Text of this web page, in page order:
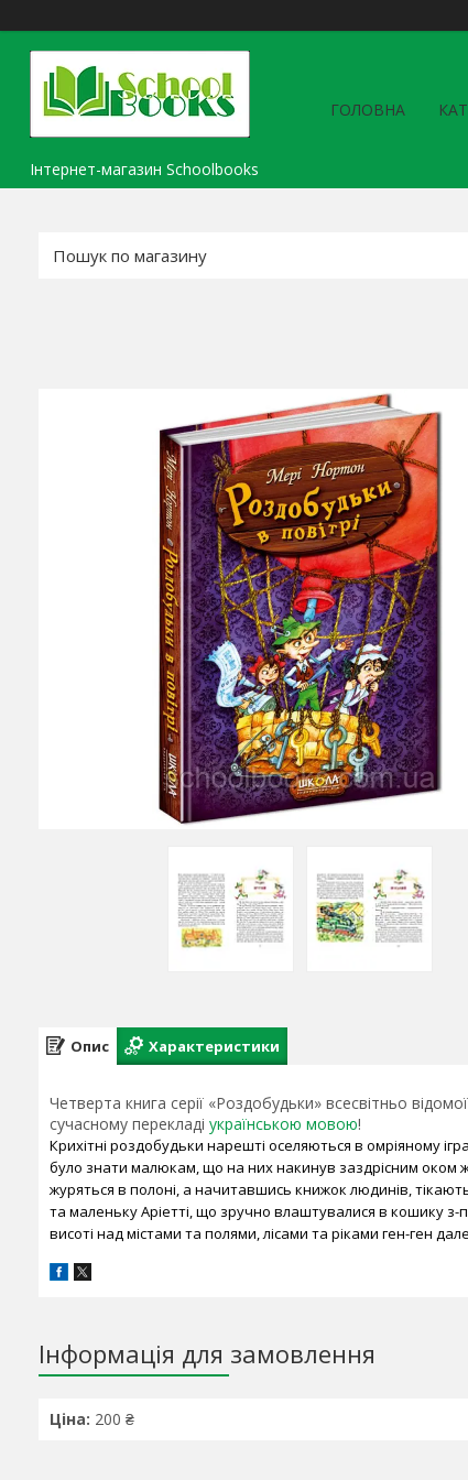
Інтернет-магазин Schoolbooks
ГОЛОВНА
Опис Характеристики
Четверта книга серії «Роздобудьки» всесвітньо
сучасному перекладі українською мовою!
Крихітні роздобудьки нарешті оселяються в омріяному
було знати малюкам, що на них накинув заздрісним оком
журяться в полоні, а начитавшись книжок людинів,
та маленьку Аріетті, що зручно влаштувалися в кошику
висоті над містами та полями, лісами та ріками ген-ген
Інформація для замовлення
Ціна: 200 ₴